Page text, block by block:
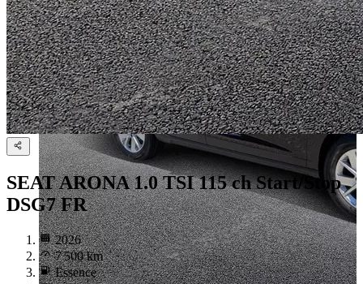
SEAT ARONA1.0 TSI 115 ch Start/Stop
DSG7 FR
2026
7 500 km
Essence